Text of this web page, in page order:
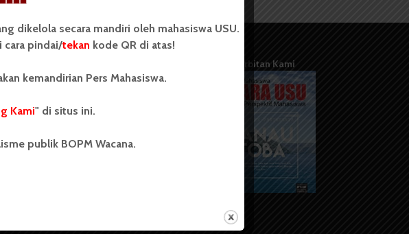
Media Siber
Terbitan Kami
dikelola secara mandiri oleh mahasiswa USU.
pindai/tekan kode QR di atas!
kemandirian Pers Mahasiswa.
Kami" di situs ini.
publik BOPM Wacana.